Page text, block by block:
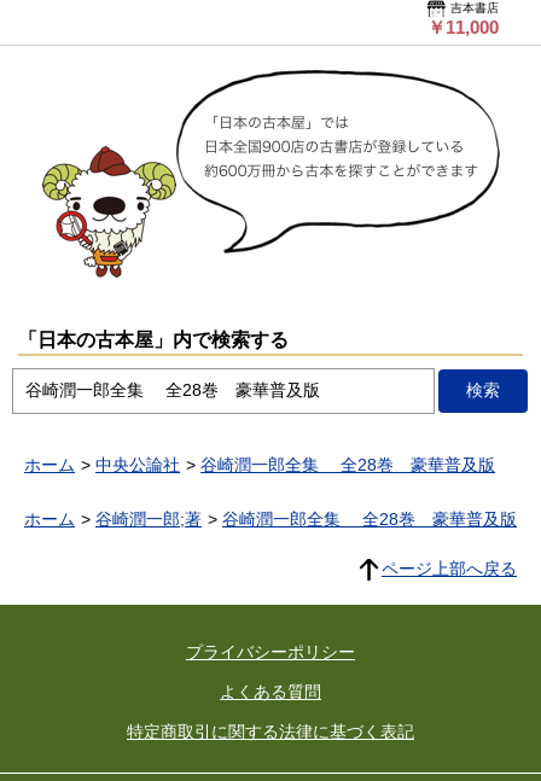
吉本書店
￥11,000
「日本の古本屋」内で検索する
ホーム 中央公論社 谷崎潤一郎全集 全28巻 豪華普及版
ホーム 谷崎潤一郎;著 谷崎潤一郎全集 全28巻 豪華普及版
ページ上部へ戻る
プライバシーポリシー
よくある質問
特定商取引に関する法律に基づく表記